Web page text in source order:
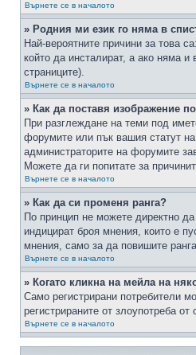
Върнете се в началото
» Родния ми език го няма в
Най-вероятните причини за това
който да инсталират, а ако няма
страниците).
Върнете се в началото
» Как да поставя изображение
При разглеждане на теми под
форумите или пък вашия статут
администраторите на форумите
Можете да ги попитате за
Върнете се в началото
» Как да си променя ранга?
По принцип не можете директно
индицират броя мнения, които е
мнения, само за да повишите
Върнете се в началото
» Когато кликна на мейла на
Само регистрирани потребители
регистрираните от злоупотреба
Върнете се в началото